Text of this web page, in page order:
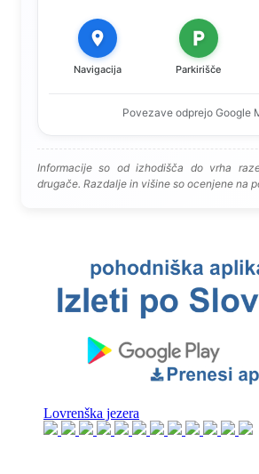
Navigacija Parkirišče
Povezave odprejo Google
Informacije so od izhodišča do vrha
drugače. Razdalje in višine so ocenjene na